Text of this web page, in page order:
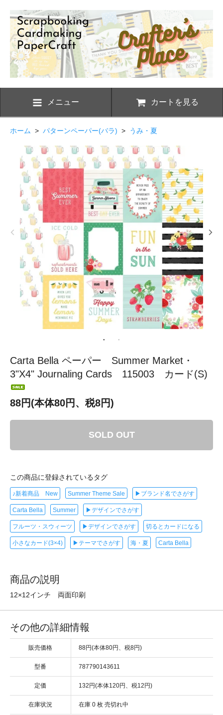
メニュー カートを見る
ホーム > パターンペーパー(バラ) > うみ・夏
Carta Bella ペーパー Summer Market・
3"X4" Journaling Cards 115003 カード(S)
88円(本体80円、税8円)
SOLD OUT
この商品に登録されているタグ
♪新着商品 New Summer Theme Sale ▶ブランド名でさがす
Carta Bella Summer ▶デザインでさがす
フルーツ・スウィーツ ▶デザインでさがす 切るとカードになる
小さなカード(3×4) ▶テーマでさがす 海・夏 Carta Bella
商品の説明
12×12インチ 両面印刷
その他の詳細情報
販売価格 88円(本体80円、税8円)
型番 787790143611
定価 132円(本体120円、税12円)
在庫状況 在庫 0 枚 売切れ中